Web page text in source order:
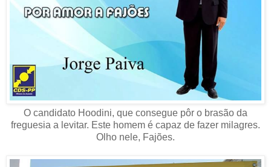
O candidato Hoodini, que consegue pôr o brasão da
freguesia a levitar. Este homem é capaz de fazer milagres.
Olho nele, Fajões.